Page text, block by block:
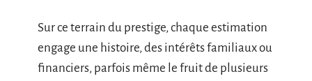
Sur ce terrain du prestige, chaque estimation
engage une histoire, des intérêts familiaux ou
financiers, parfois même le fruit de plusieurs